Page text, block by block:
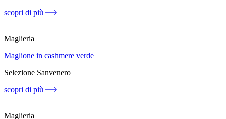
scopri di più
Maglieria
Maglione in cashmere verde
Selezione Sanvenero
scopri di più
Maglieria